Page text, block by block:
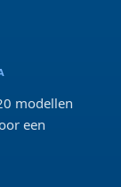
modellen
een